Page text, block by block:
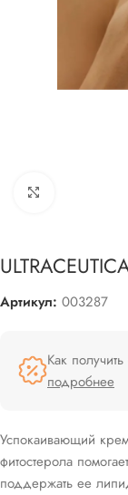
Артикул: 003287
Как
подробнее
Успокаивающий
фитостерола
поддержать ее